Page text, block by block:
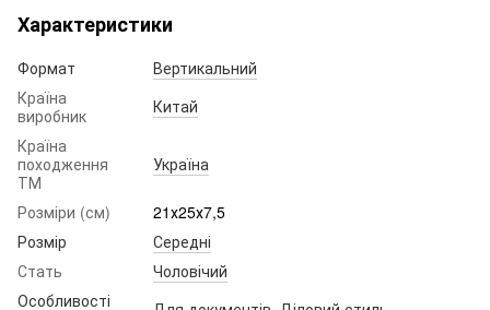
Характеристики
Формат
Вертикальний
Країна
виробник
Китай
Країна
походження
ТМ
Україна
Розміри (см)
21х25х7,5
Розмір
Середні
Стать
Чоловічий
Особливості